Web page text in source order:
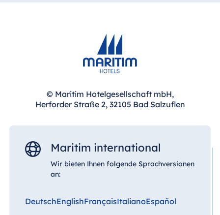
© Maritim Hotelgesellschaft mbH,
Herforder Straße 2, 32105 Bad Salzuflen
Maritim international
Wir bieten Ihnen folgende Sprachversionen
an:
DeutschEnglishFrançaisItalianoEspañol